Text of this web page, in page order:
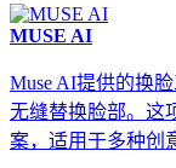
MUSE AI
Muse AI提供的换
无缝替换脸部。这
案，适用于多种创